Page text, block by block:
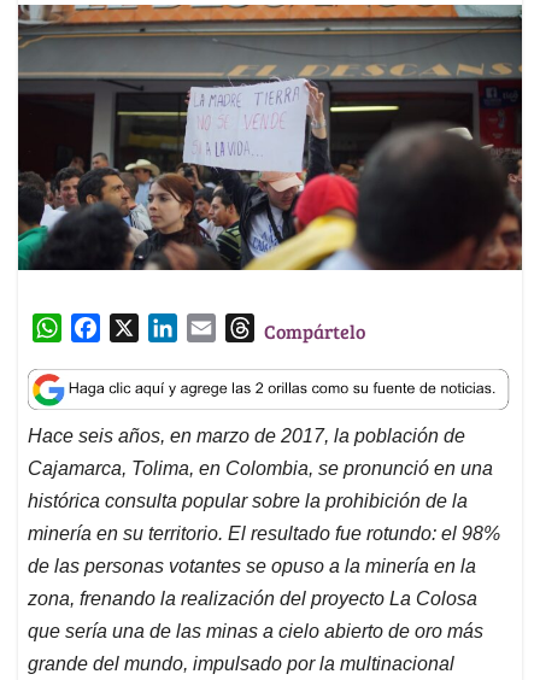
W
a
t
s
A
p
p
c
e
b
o
o
k
n
k
e
d
I
n
a
i
l
T
r
e
a
d
s
Compártelo
Hace seis años, en marzo de 2017, la población de
Cajamarca, Tolima, en Colombia, se pronunció en una
histórica consulta popular sobre la prohibición de la
minería en su territorio. El resultado fue rotundo: el 98%
de las personas votantes se opuso a la minería en la
zona, frenando la realización del proyecto La Colosa
que sería una de las minas a cielo abierto de oro más
grande del mundo, impulsado por la multinacional